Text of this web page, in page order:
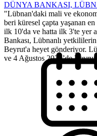
DÜNYA BANKASI,
"Lübnan'daki mali ve
beri küresel çapta yaşanan
ilk 10'da ve hatta ilk 3'te yer
Bankası, Lübnanlı
Beyrut'a heyet gönderiyor.
ve 4 Ağustos 2020’de